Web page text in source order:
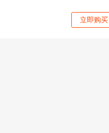
立即购买